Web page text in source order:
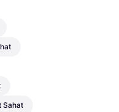
Sahat